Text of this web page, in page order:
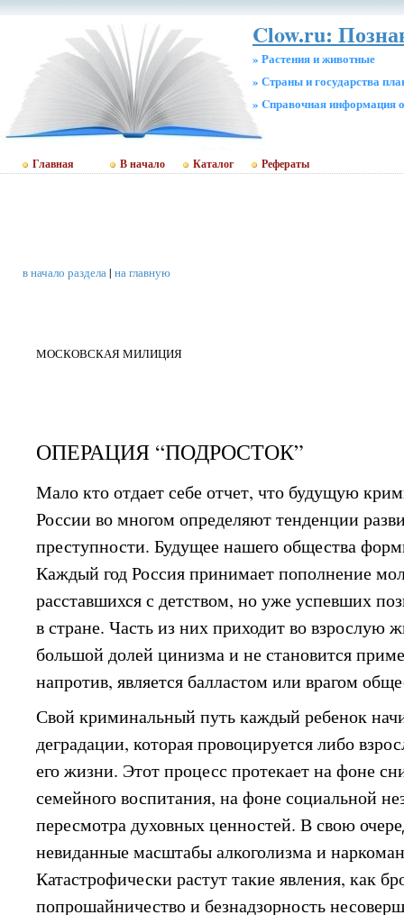
Clow.ru:
» Растения и животные
» Страны и государства
» Cправочная информация
Главная В начало Каталог Рефераты
в начало раздела| на главную
МОСКОВСКАЯ МИЛИЦИЯ
ОПЕРАЦИЯ “ПОДРОСТОК”
Мало кто отдает себе отчет, что будущую
России во многом определяют тенденции
преступности. Будущее нашего общества
Каждый год Россия принимает пополнение
расставшихся с детством, но уже успевших
в стране. Часть из них приходит во взрослую
большой долей цинизма и не становится
напротив, является балластом или врагом
Свой криминальный путь каждый ребенок
деградации, которая провоцируется либо
его жизни. Этот процесс протекает на фоне
семейного воспитания, на фоне социальной
пересмотра духовных ценностей. В свою
невиданные масштабы алкоголизма и
Катастрофически растут такие явления, как
попрошайничество и безнадзорность